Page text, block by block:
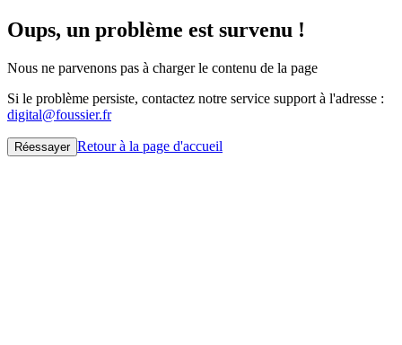
Oups, un problème est survenu !
Nous ne parvenons pas à charger le contenu de la page
Si le problème persiste, contactez notre service support à l'adresse :
digital@foussier.fr
Réessayer Retour à la page d'accueil